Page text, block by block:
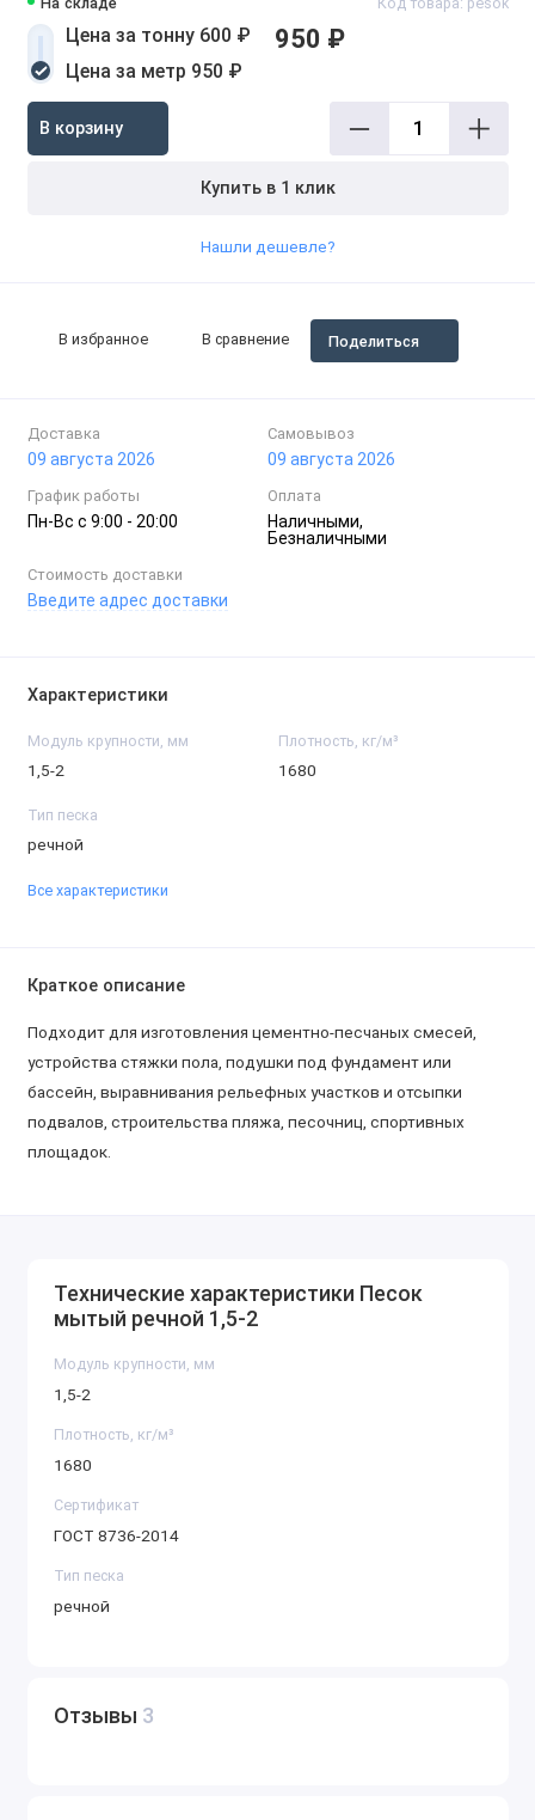
Цена за тонну 600 ₽
Цена за метр 950 ₽
950 ₽
В корзину
Купить в 1 клик
Нашли дешевле?
Доставка
09 августа 2026
Самовывоз
09 августа 2026
График работы
Пн-Вc с 9:00 - 20:00
Оплата
Наличными,
Безналичными
Стоимость доставки
Введите адрес доставки
В избранное В сравнение Поделиться
Характеристики
Модуль крупности, мм
1,5-2
Плотность, кг/м³
1680
Тип песка
речной
Все характеристики
Краткое описание
Подходит для изготовления цементно-песчаных смесей,
устройства стяжки пола, подушки под фундамент или
бассейн, выравнивания рельефных участков и отсыпки
подвалов, строительства пляжа, песочниц, спортивных
площадок.
Технические характеристики Песок
мытый речной 1,5-2
Модуль крупности, мм
1,5-2
Плотность, кг/м³
1680
Сертификат
ГОСТ 8736-2014
Тип песка
речной
Отзывы 3